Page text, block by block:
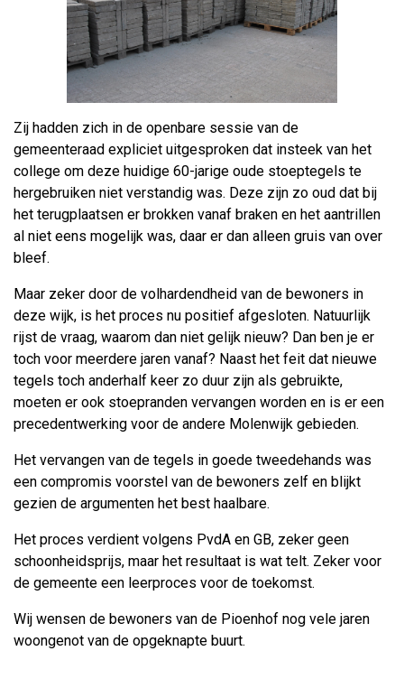
Zij hadden zich in de openbare sessie van de
gemeenteraad expliciet uitgesproken dat insteek van het
college om deze huidige 60-jarige oude stoeptegels te
hergebruiken niet verstandig was. Deze zijn zo oud dat bij
het terugplaatsen er brokken vanaf braken en het aantrillen
al niet eens mogelijk was, daar er dan alleen gruis van over
bleef.
Maar zeker door de volhardendheid van de bewoners in
deze wijk, is het proces nu positief afgesloten. Natuurlijk
rijst de vraag, waarom dan niet gelijk nieuw? Dan ben je er
toch voor meerdere jaren vanaf? Naast het feit dat nieuwe
tegels toch anderhalf keer zo duur zijn als gebruikte,
moeten er ook stoepranden vervangen worden en is er een
precedentwerking voor de andere Molenwijk gebieden.
Het vervangen van de tegels in goede tweedehands was
een compromis voorstel van de bewoners zelf en blijkt
gezien de argumenten het best haalbare.
Het proces verdient volgens PvdA en GB, zeker geen
schoonheidsprijs, maar het resultaat is wat telt. Zeker voor
de gemeente een leerproces voor de toekomst.
Wij wensen de bewoners van de Pioenhof nog vele jaren
woongenot van de opgeknapte buurt.